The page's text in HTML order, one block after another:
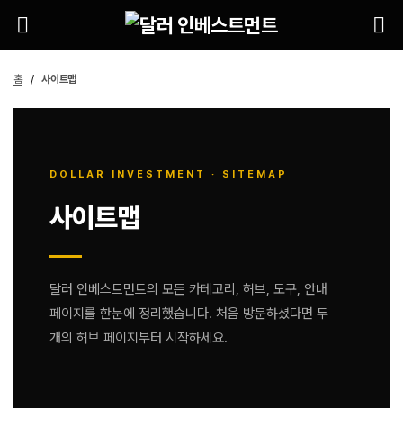
홈 사이트맵
DOLLAR INVESTMENT · SITEMAP
사이트맵
달러 인베스트먼트의 모든 카테고리, 허브, 도구, 안내
페이지를 한눈에 정리했습니다. 처음 방문하셨다면 두
개의 허브 페이지부터 시작하세요.